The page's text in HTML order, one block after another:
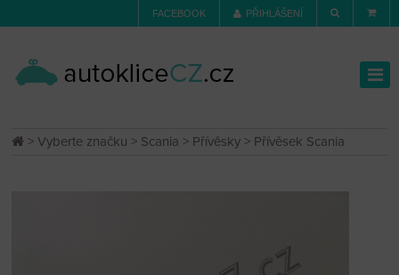
FACEBOOK PŘIHLÁŠENÍ
>Vyberte značku > Scania > Přívěsky > Přívěsek Scania